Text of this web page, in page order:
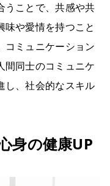
うことで、共感や共
や愛情を持つこと
コミュニケーション
間同士のコミュニケ
し、社会的なスキル
身の健康UP